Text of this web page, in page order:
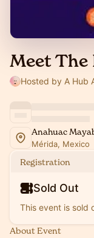
Meet The
Hosted by A Hub
Anahuac
Mérida, Mexico
Registration
Sold Out
This event is sold
About Event